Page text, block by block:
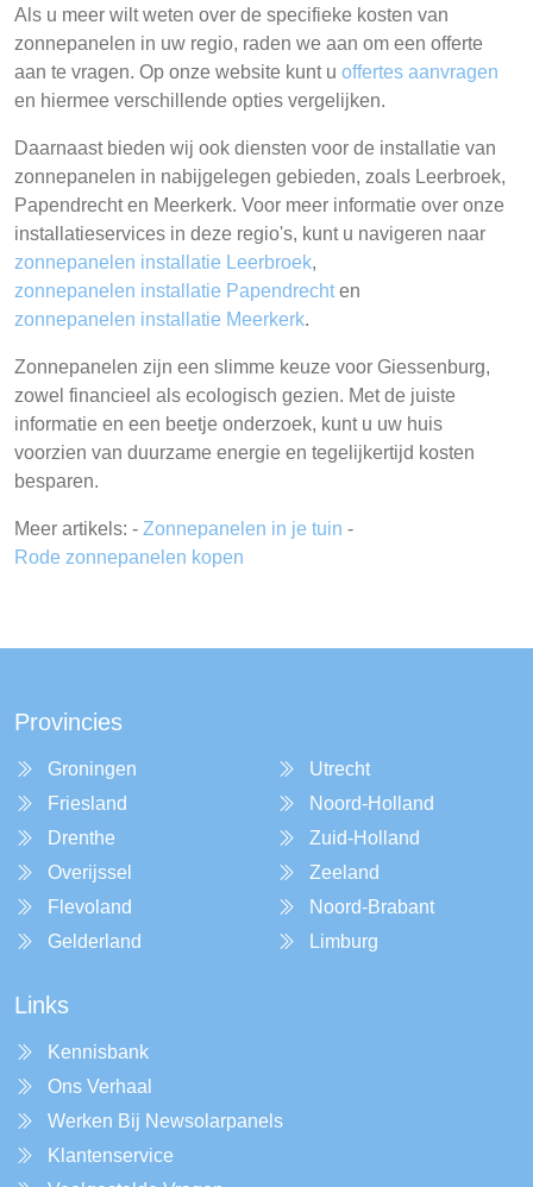
Als u meer wilt weten over de specifieke kosten van
zonnepanelen in uw regio, raden we aan om een offerte
aan te vragen. Op onze website kunt u offertes aanvragen
en hiermee verschillende opties vergelijken.
Daarnaast bieden wij ook diensten voor de installatie van
zonnepanelen in nabijgelegen gebieden, zoals Leerbroek,
Papendrecht en Meerkerk. Voor meer informatie over onze
installatieservices in deze regio's, kunt u navigeren naar
zonnepanelen installatie Leerbroek,
zonnepanelen installatie Papendrechten
zonnepanelen installatie Meerkerk.
Zonnepanelen zijn een slimme keuze voor Giessenburg,
zowel financieel als ecologisch gezien. Met de juiste
informatie en een beetje onderzoek, kunt u uw huis
voorzien van duurzame energie en tegelijkertijd kosten
besparen.
Meer artikels: - Zonnepanelen in je tuin -
Rode zonnepanelen kopen
Provincies
Groningen
Friesland
Drenthe
Overijssel
Flevoland
Gelderland
Utrecht
Noord-Holland
Zuid-Holland
Zeeland
Noord-Brabant
Limburg
Links
Kennisbank
Ons Verhaal
Werken Bij Newsolarpanels
Klantenservice